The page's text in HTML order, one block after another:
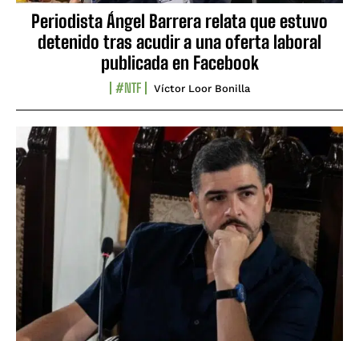
Periodista Ángel Barrera relata que estuvo
detenido tras acudir a una oferta laboral
publicada en Facebook
#NTF Víctor Loor Bonilla